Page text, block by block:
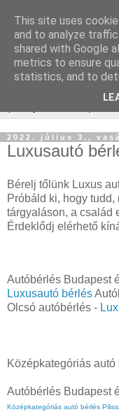
2022. július 3.,
Luxusautó
Bérelj tőlünk Luxus
Próbáld ki, hogy
tárgyaláson, a család
Érdeklődj elérhető
Autóbérlés Budapest
Luxusautó bérlés
Olcsó autóbérlés -
Középkategóriás autó
Autóbérlés Budapest
Középkategóriás autó bérlés
This site uses
and to analyze
shared with Google
metrics to ensure
statistics, and to